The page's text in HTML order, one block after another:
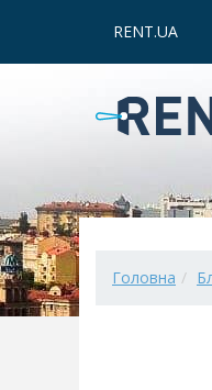
RENT.UA
Головна